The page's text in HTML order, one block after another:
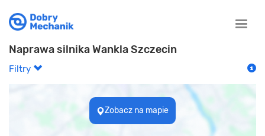
Toggle
Naprawa silnika Wankla Szczecin
Filtry
Zobacz na mapie